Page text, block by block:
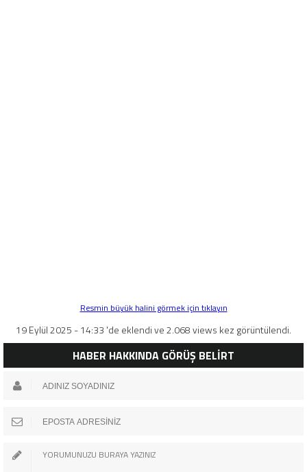
Resmin büyük halini görmek için tıklayın
19 Eylül 2025 - 14:33 'de eklendi ve 2.068 views kez görüntülendi.
HABER HAKKINDA GÖRÜŞ BELİRT